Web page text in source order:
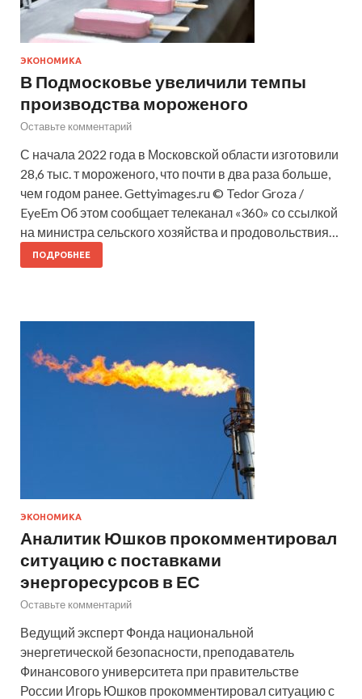
ЭКОНОМИКА
В Подмосковье увеличили темпы
производства мороженого
Оставьте комментарий
С начала 2022 года в Московской области изготовили
28,6 тыс. т мороженого, что почти в два раза больше,
чем годом ранее. Gettyimages.ru © Tedor Groza /
EyeEm Об этом сообщает телеканал «360» со ссылкой
на министра сельского хозяйства и продовольствия…
ПОДРОБНЕЕ
ЭКОНОМИКА
Аналитик Юшков прокомментировал
ситуацию с поставками
энергоресурсов в ЕС
Оставьте комментарий
Ведущий эксперт Фонда национальной
энергетической безопасности, преподаватель
Финансового университета при правительстве
России Игорь Юшков прокомментировал ситуацию с